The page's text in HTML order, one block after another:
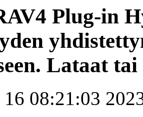
Plug-in
Lataat
08:21:03